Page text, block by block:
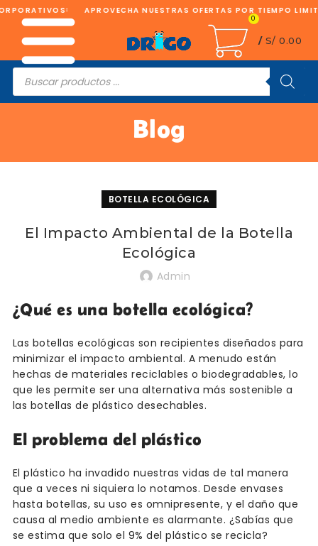
APROVECHA NUESTRAS OFERTAS POR TIEMPO
0
/ S/ 0.00
Búsqueda
de
productos
Blog
BOTELLA ECOLÓGICA
El Impacto Ambiental de la Botella
Ecológica
Admin
¿Qué es una botella ecológica?
Las botellas ecológicas son recipientes diseñados para
minimizar el impacto ambiental. A menudo están
hechas de materiales reciclables o biodegradables, lo
que les permite ser una alternativa más sostenible a
las botellas de plástico desechables.
El problema del plástico
El plástico ha invadido nuestras vidas de tal manera
que a veces ni siquiera lo notamos. Desde envases
hasta botellas, su uso es omnipresente, y el daño que
causa al medio ambiente es alarmante. ¿Sabías que
se estima que solo el 9% del plástico se recicla?